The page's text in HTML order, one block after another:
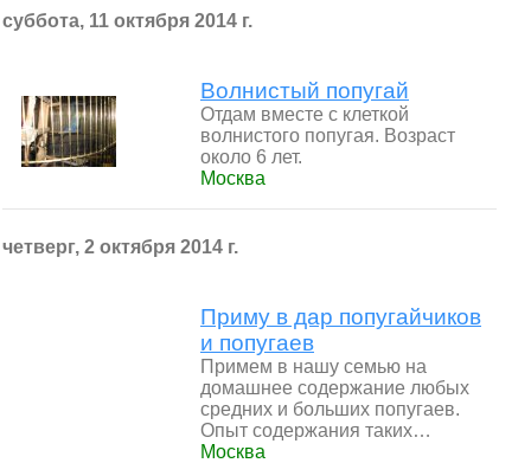
суббота, 11 октября 2014 г.
Волнистый попугай
Отдам вместе с клеткой
волнистого попугая. Возраст
около 6 лет.
Москва
четверг, 2 октября 2014 г.
Приму в дар попугайчиков
и попугаев
Примем в нашу семью на
домашнее содержание любых
средних и больших попугаев.
Опыт содержания таких…
Москва